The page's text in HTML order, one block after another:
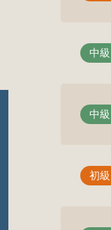
中級
中級
初級